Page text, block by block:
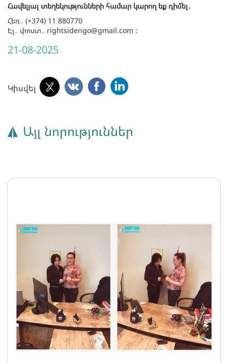
Հավելյալ տեղեկությունների համար կարող եք դիմել․
Հեռ․ (+374) 11 880770
Էլ․ փոստ․ rightsidengo@gmail.com :
21-08-2025
Կիսվել
Այլ նորություններ